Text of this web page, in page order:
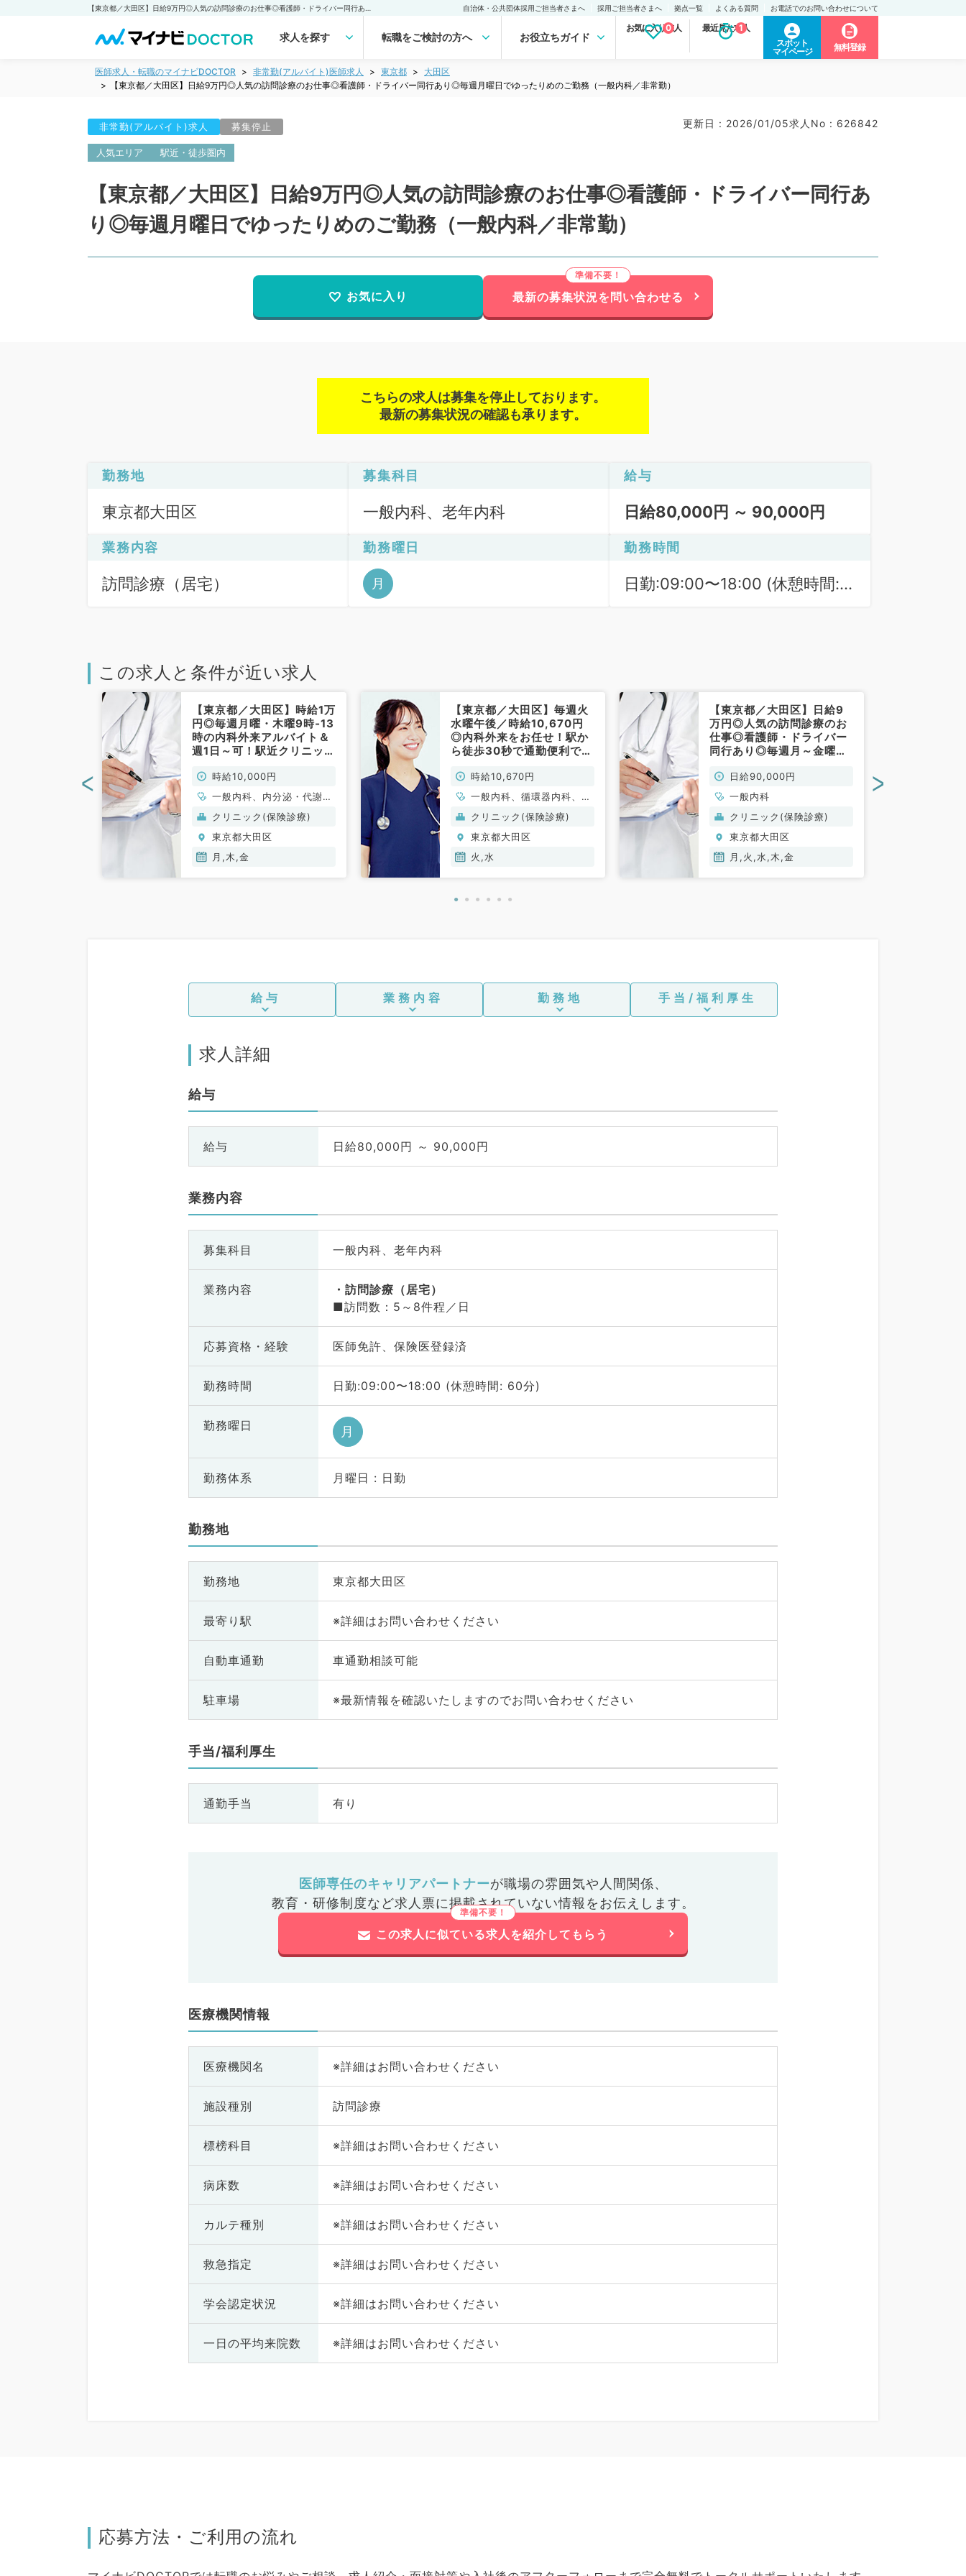
自治体・公共団体採用ご担当者さまへ 採用ご担当者さまへ 拠点一覧 よくある質問 お電話でのお問い合わせについて
求人を探す 転職をご検討の方へ お役立ちガイド
お気に入り求人
0 最近見た求人
1
スポット
マイページ
無料登録
医師求人・転職のマイナビDOCTOR 非常勤(アルバイト)医師求人 東京都
大田区
【東京都／大田区】日給9万円◎人気の訪問診療のお仕事◎看護師・ドライバー同行あり◎毎週月曜日でゆったりめのご勤務（一般内科／非常勤）
非常勤(アルバイト)求人 募集停止 更新日 : 2026/01/05求人No : 626842
人気エリア 駅近・徒歩圏内
【東京都／大田区】日給9万円◎人気の訪問診療のお仕事◎看護師・ドライバー同行あ
り◎毎週月曜日でゆったりめのご勤務（一般内科／非常勤）
お気に入り 最新の募集状況を問い合わせる
こちらの求人は募集を停止しております。
最新の募集状況の確認も承ります。
勤務地
東京都大田区
募集科目
一般内科、老年内科
給与
日給80,000円 ～ 90,000円
業務内容
訪問診療（居宅）
勤務曜日
月
勤務時間
日勤:09:00〜18:00 (休憩時間:
この求人と条件が近い求人
【東京都／大田区】時給1万
円◎毎週月曜・木曜9時‐13
時の内科外来アルバイト＆
週1日～可！駅近クリニック
／非常勤）
時給10,000円
一般内科、内分泌・代謝内
科
クリニック(保険診療)
東京都大田区
月,木,金
【東京都／大田区】毎週火
水曜午後／時給10,670円
◎内科外来をお任せ！駅か
ら徒歩30秒で通勤便利です
時給10,670円
一般内科、循環器内科、呼
吸器内科、消化器内科、内
分泌・代謝内科、腎臓内科
クリニック(保険診療)
東京都大田区
火,水
【東京都／大田区】日給9
万円◎人気の訪問診療のお
仕事◎看護師・ドライバー
同行あり◎毎週月～金曜日
般内科／非常勤）
日給90,000円
一般内科
クリニック(保険診療)
東京都大田区
月,火,水,木,金
< >
給与 業務内容 勤務地 手当/福利厚生
求人詳細
給与
給与 日給80,000円 ～ 90,000円
業務内容
募集科目 一般内科、老年内科
業務内容
訪問診療（居宅）
■訪問数：5～8件程／日
応募資格・ 経験 医師免許、保険医登録済
勤務時間 日勤:09:00〜18:00 (休憩時間: 60分)
勤務曜日 月
勤務体系 月曜日 : 日勤
勤務地
勤務地 東京都大田区
最寄り駅 ※詳細はお問い合わせください
自動車通勤 車通勤相談可能
駐車場 ※最新情報を確認いたしますのでお問い合わせください
手当/福利厚生
通勤手当 有り
医師専任のキャリアパートナーが職場の雰囲気や人間関係、
教育・研修制度など求人票に掲載されていない情報をお伝えします。
この求人に似ている求人を紹介してもらう
医療機関情報
医療機関名 ※詳細はお問い合わせください
施設種別 訪問診療
標榜科目 ※詳細はお問い合わせください
病床数 ※詳細はお問い合わせください
カルテ種別 ※詳細はお問い合わせください
救急指定 ※詳細はお問い合わせください
学会認定状況 ※詳細はお問い合わせください
一日の平均来院数 ※詳細はお問い合わせください
応募方法・ご利用の流れ